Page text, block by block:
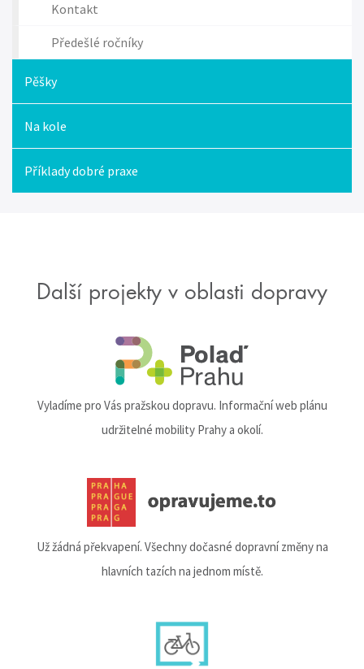
Kontakt
Předešlé ročníky
Pěšky
Na kole
Příklady dobré praxe
Další projekty v oblasti dopravy
Vyladíme pro Vás pražskou dopravu. Informační web plánu
udržitelné mobility Prahy a okolí.
Už žádná překvapení. Všechny dočasné dopravní změny na
hlavních tazích na jednom místě.